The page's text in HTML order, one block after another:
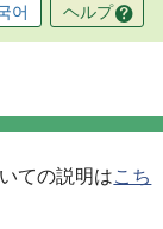
어
ヘルプ
ての説明はこち